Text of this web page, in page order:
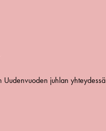
juhlan yhteydessä